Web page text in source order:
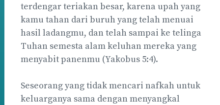
terdengar teriakan besar, karena upah yang
kamu tahan dari buruh yang telah menuai
hasil ladangmu, dan telah sampai ke telinga
Tuhan semesta alam keluhan mereka yang
menyabit panenmu (Yakobus 5:4).
Seseorang yang tidak mencari nafkah untuk
keluarganya sama dengan menyangkal